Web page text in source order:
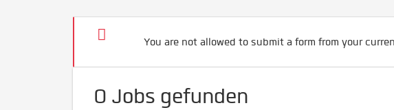
You are not allowed to submit a form from your
0 Jobs gefunden